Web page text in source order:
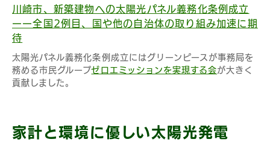
川崎市、新築建物への太陽光パネル義務化条例成立
ーー全国2例目、国や他の自治体の取り組み加速に期
待
太陽光パネル義務化条例成立にはグリーンピースが事務局を
務める市民グループゼロエミッションを実現する会が大きく
貢献しました。
家計と環境に優しい太陽光発電